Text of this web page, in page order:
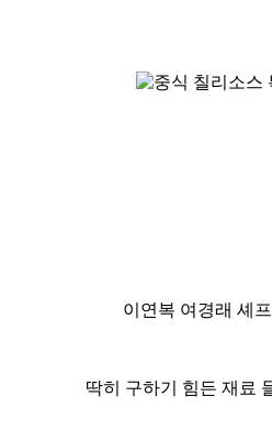
이연복 여경래 셰
딱히 구하기 힘든 재료